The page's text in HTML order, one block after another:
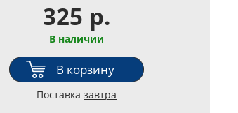
325 р.
В наличии
В корзину
Поставказавтра